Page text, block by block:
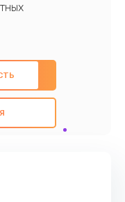
и
ремонт с
компонентов, а
- предоставить
записаться на